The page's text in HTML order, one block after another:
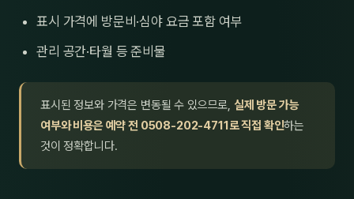
표시 가격에 방문비·심야 요금 포함 여부
관리 공간·타월 등 준비물
표시된 정보와 가격은 변동될 수 있으므로, 실제 방문 가능
여부와 비용은 예약 전 0508-202-4711로 직접 확인하는
것이 정확합니다.